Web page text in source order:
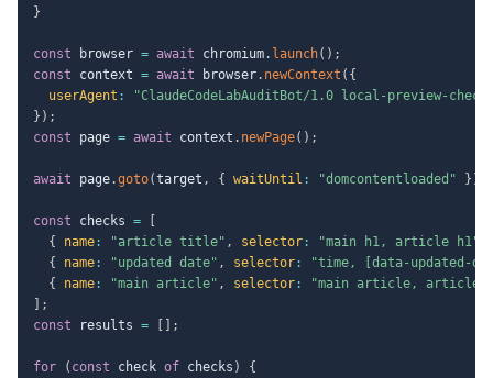
}
const browser = await chromium. launch( ) ;
const context = await browser. newContext ( {
userAgent :
"ClaudeCodeLabAuditBot/1.0 local-preview-
} ) ;
const page = await context . newPage( ) ;
await page.goto(target , { waitUntil : "domcontentloaded" } )
const checks =
{
name : "article title" , selector : "main h1, article h1"
{
name : "updated date" , selector :
"time, [data-updated-
{
name : "main article" , selector :
"main article, article"
;
const results = ;
for ( const check of checks ) {